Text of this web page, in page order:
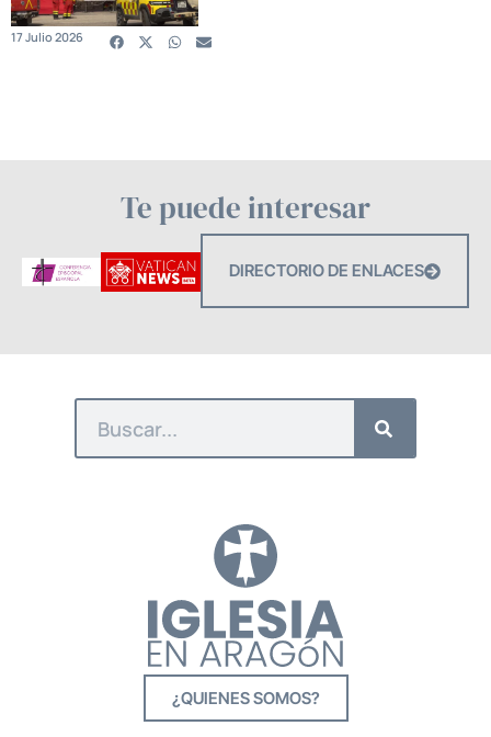
17 Julio 2026
Te puede interesar
DIRECTORIO DE ENLACES
¿QUIENES SOMOS?